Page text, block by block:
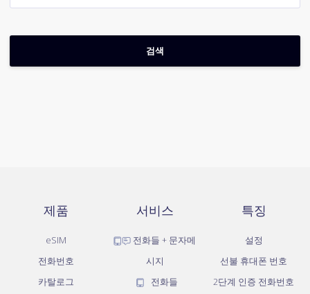
제품
eSIM
전화번호
카탈로그
서비스
전화들 + 문자메
시지
전화들
특징
설정
선불 휴대폰 번호
2단계 인증 전화번호